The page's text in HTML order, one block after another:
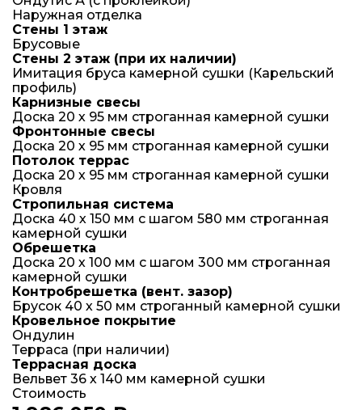
Наружная отделка
Стены 1 этаж
Брусовые
Стены 2 этаж (при их наличии)
Имитация бруса камерной сушки (Карельский
профиль)
Карнизные свесы
Доска 20 х 95 мм строганная камерной сушки
Фронтонные свесы
Доска 20 х 95 мм строганная камерной сушки
Потолок террас
Доска 20 х 95 мм строганная камерной сушки
Кровля
Стропильная система
Доска 40 х 150 мм с шагом 580 мм строганная
камерной сушки
Обрешетка
Доска 20 х 100 мм с шагом 300 мм строганная
камерной сушки
Контробрешетка (вент. зазор)
Брусок 40 х 50 мм строганный камерной сушки
Кровельное покрытие
Ондулин
Терраса (при наличии)
Террасная доска
Вельвет 36 х 140 мм камерной сушки
Стоимость